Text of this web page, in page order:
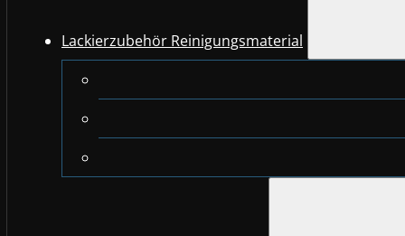
Lackierzubehör Reinigungsmaterial